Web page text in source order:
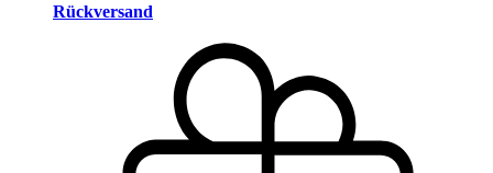
Rückversand